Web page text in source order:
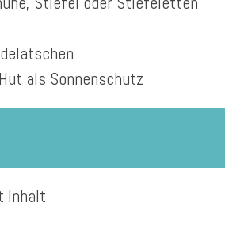
als Sonnenschutz
Inhalt